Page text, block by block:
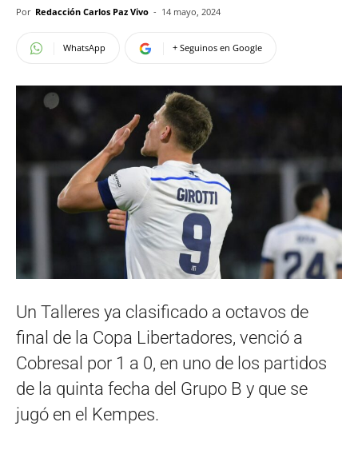
Por Redacción Carlos Paz Vivo - 14 mayo, 2024
WhatsApp + Seguinos en Google
Un Talleres ya clasificado a octavos de
final de la Copa Libertadores, venció a
Cobresal por 1 a 0, en uno de los partidos
de la quinta fecha del Grupo B y que se
jugó en el Kempes.